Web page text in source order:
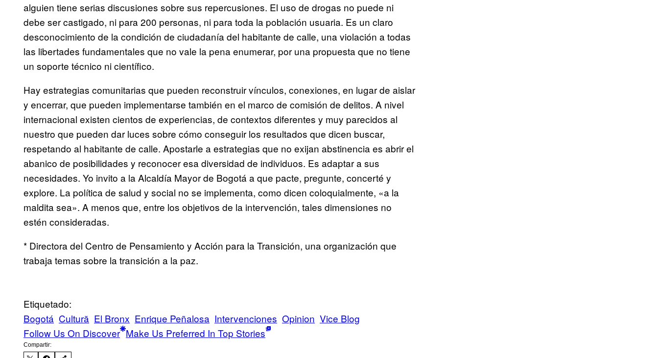
alguien tiene serias discusiones sobre sus repercusiones. El uso de drogas no puede ni
debe ser castigado, ni para 200 personas, ni para toda la población usuaria. Es un claro
desconocimiento de la condición de ciudadanía del habitante de calle, una violación a todas
las libertades fundamentales que no vale la pena enumerar, por una propuesta que no tiene
un soporte técnico ni científico.
Hay estrategias comunitarias que pueden reconstruir vínculos, conexiones, en lugar de aislar
y encerrar, que pueden implementarse también en el marco de comisión de delitos. A nivel
internacional existen cientos de experiencias, de contextos diferentes y muy parecidos al
nuestro que pueden dar luces sobre cómo conseguir los resultados que dicen buscar,
respetando al habitante de calle. Apostarle a estrategias que no exijan abstinencia es abrir el
abanico de posibilidades y reconocer esa diversidad de individuos. Es adaptar a sus
necesidades. Yo invito a la Alcaldía Mayor de Bogotá a que pacte, pregunte, concerté y
explore. La política de salud y social no se implementa, como dicen coloquialmente, «a la
maldita sea». A menos que, entre los objetivos de la intervención, tales dimensiones no
estén consideradas.
* Directora del Centro de Pensamiento y Acción para la Transición, una organización que
trabaja temas sobre la transición a la paz.
Etiquetado:
Bogotá Cultură El Bronx Enrique Peñalosa Intervenciones Opinion Vice Blog
Follow Us On Discover Make Us Preferred In Top Stories
Compartir: